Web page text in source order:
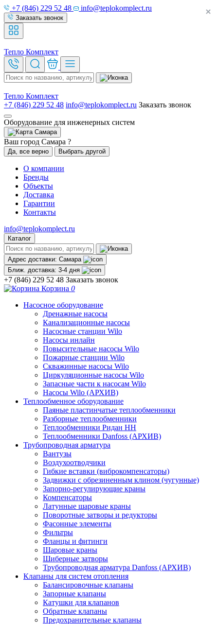
+7 (846) 229 52 48 info@teplokomplect.ru
Заказать звонок
Тепло Комплект
Тепло Комплект
+7 (846) 229 52 48 info@teplokomplect.ru Заказать звонок
Оборудование для инженерных систем
Самара
Ваш город Самара ?
Да, все верно Выбрать другой
О компании
Бренды
Объекты
Доставка
Гарантии
Контакты
info@teplokomplect.ru
Каталог
Адрес доставки: Самара
Ближ. доставка: 3-4 дня
+7 (846) 229 52 48 Заказать звонок
Корзина 0
Насосное оборудование
Дренажные насосы
Канализационные насосы
Насосные станции Wilo
Насосы инлайн
Повысительные насосы Wilo
Пожарные станции Wilo
Скважинные насосы Wilo
Циркуляционные насосы Wilo
Запасные части к насосам Wilo
Насосы Wilo (АРХИВ)
Теплообменное оборудование
Паяные пластинчатые теплообменники
Разборные теплообменники
Теплообменники Ридан НН
Теплообменники Danfoss (АРХИВ)
Трубопроводная арматура
Вантузы
Воздухоотводчики
Гибкие вставки (виброкомпенсаторы)
Задвижки с обрезиненным клином (чугунные)
Запорно-регулирующие краны
Компенсаторы
Латунные шаровые краны
Поворотные затворы и редукторы
Фасонные элементы
Фильтры
Фланцы и фитинги
Шаровые краны
Шиберные затворы
Трубопроводная арматура Danfoss (АРХИВ)
Клапаны для систем отопления
Балансировочные клапаны
Запорные клапаны
Катушки для клапанов
Обратные клапаны
Предохранительные клапаны